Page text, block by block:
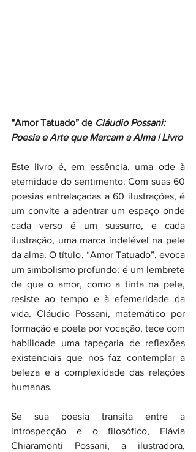
“Amor Tatuado” de Cláudio Possani:
Poesia e Arte que Marcam a Alma | Livro
Este livro é, em essência, uma ode à
eternidade do sentimento. Com suas 60
poesias entrelaçadas a 60 ilustrações, é
um convite a adentrar um espaço onde
cada verso é um sussurro, e cada
ilustração, uma marca indelével na pele
da alma. O título, “Amor Tatuado”, evoca
um simbolismo profundo; é um lembrete
de que o amor, como a tinta na pele,
resiste ao tempo e à efemeridade da
vida. Cláudio Possani, matemático por
formação e poeta por vocação, tece com
habilidade uma tapeçaria de reflexões
existenciais que nos faz contemplar a
beleza e a complexidade das relações
humanas.
Se sua poesia transita entre a
introspecção e o filosófico, Flávia
Chiaramonti Possani, a ilustradora,